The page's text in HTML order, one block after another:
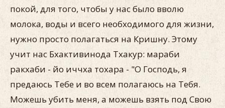
покой, для того, чтобы у нас было вволю
молока, воды и всего необходимого для жизни,
нужно просто полагаться на Кришну. Этому
учит нас Бхактивинода Тхакур: мараби
ракхаби - йо иччха тохара - "О Господь, я
предаюсь Тебе и во всем полагаюсь на Тебя.
Можешь убить меня, а можешь взять под Свою